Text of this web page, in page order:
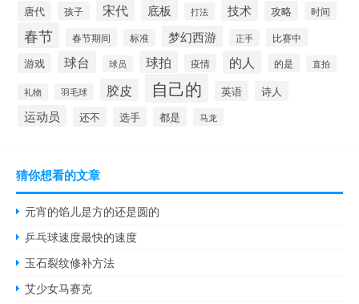
唐代
孩子 宋代 底板 打法 技术 攻略 时间
春节 春节期间 标准 梦幻西游 正手 比赛中
游戏 球台 球员 球拍 疫情 的人 的是 直拍
礼物 羽毛球 胶皮 自己的 英语 诗人
运动员 还不 选手 都是 马龙
猜你想看的文章
元宵的馅儿是方的还是圆的
乒乓球速度最快的速度
玉石裂纹修补方法
艾少女马赛克